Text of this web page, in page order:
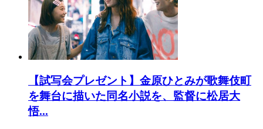
【試写会プレゼント】金原ひとみが歌舞伎町
を舞台に描いた同名小説を、監督に松居大
悟...